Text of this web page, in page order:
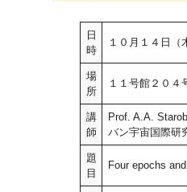
日
時
１０月１４日
場
所
１１号館２０４
講
師
Prof. A.A.
バン宇宙国際研
題
目
Four epochs